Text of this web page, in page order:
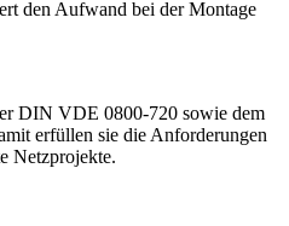
den Aufwand bei der Montage
DIN VDE 0800-720 sowie dem
erfüllen sie die Anforderungen
Netzprojekte.